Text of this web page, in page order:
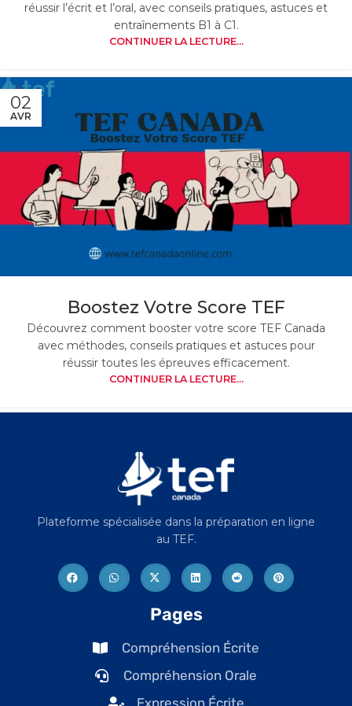
réussir l’écrit et l’oral, avec conseils pratiques, astuces et
entraînements B1 à C1.
CONTINUER LA LECTURE...
02
AVR
Boostez Votre Score TEF
Découvrez comment booster votre score TEF Canada
avec méthodes, conseils pratiques et astuces pour
réussir toutes les épreuves efficacement.
CONTINUER LA LECTURE...
Plateforme spécialisée dans la préparation en ligne
au TEF.
Pages
Compréhension Écrite
Compréhension Orale